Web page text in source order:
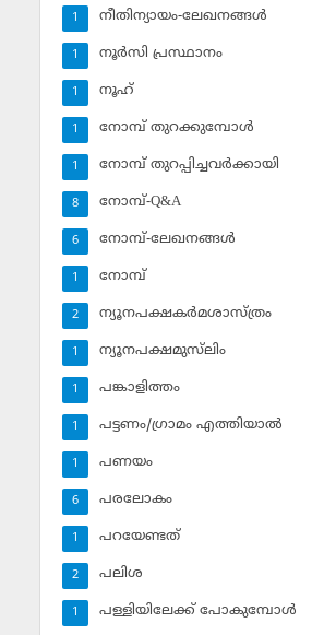
നീതിന്യായം-ലേഖനങ്ങള്‍
1
നൂര്‍സി പ്രസ്ഥാനം
1
നൂഹ്‌
1
നോമ്പ് തുറക്കുമ്പോള്‍
1
നോമ്പ് തുറപ്പിച്ചവര്‍ക്കായി
1
നോമ്പ്-Q&A
8
നോമ്പ്-ലേഖനങ്ങള്‍
6
നോമ്പ്‌
1
ന്യൂനപക്ഷകര്‍മശാസ്ത്രം
2
ന്യൂനപക്ഷമുസ്‌ലിം
1
പങ്കാളിത്തം
1
പട്ടണം/ഗ്രാമം എത്തിയാല്‍
1
പണയം
1
പരലോകം
6
പറയേണ്ടത്
1
പലിശ
2
പള്ളിയിലേക്ക് പോകുമ്പോള്‍
1